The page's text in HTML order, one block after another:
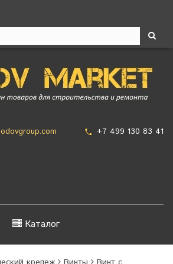
+7 499 130 83 41
Каталог